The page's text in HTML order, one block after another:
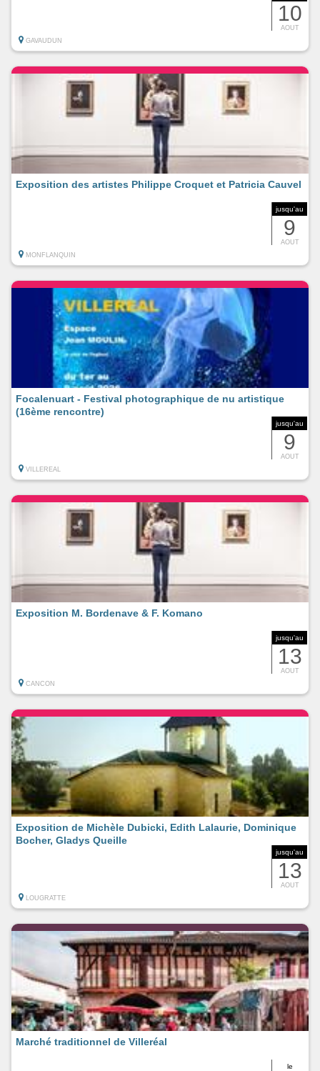
10
AOUT
GAVAUDUN
jusqu'au
9
AOUT
Exposition des artistes Philippe Croquet et Patricia Cauvel
MONFLANQUIN
jusqu'au
9
AOUT
Focalenuart - Festival photographique de nu artistique
(16ème rencontre)
VILLEREAL
jusqu'au
13
AOUT
Exposition M. Bordenave & F. Komano
CANCON
jusqu'au
13
AOUT
Exposition de Michèle Dubicki, Edith Lalaurie, Dominique
Bocher, Gladys Queille
LOUGRATTE
le
Marché traditionnel de Villeréal